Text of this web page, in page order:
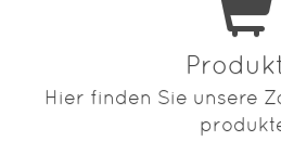
Hier finden Sie unsere